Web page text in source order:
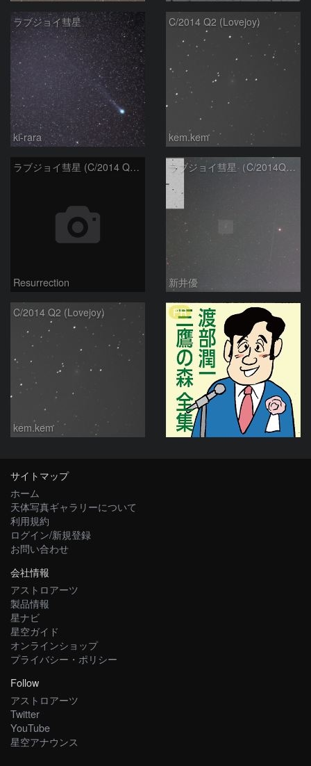
ラブジョイ彗星
ki-rara
C/2014 Q2 (Lovejoy)
kem.kem
ラブジョイ彗星 (C/2014 Q2) 10/12
Resurrection
ラブジョイ彗星（C/2014Q2）
新井優
C/2014 Q2 (Lovejoy)
kem.kem
PR
サイトマップ
ホーム
天体写真ギャラリーについて
利用規約
ログイン/新規登録
お問い合わせ
会社情報
アストロアーツ
製品情報
星ナビ
星空ガイド
オンラインショップ
プライバシー・ポリシー
Follow
アストロアーツ
Twitter
YouTube
星空アナウンス